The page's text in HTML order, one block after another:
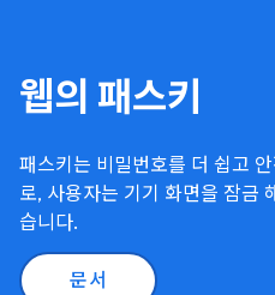
웹의 패스키
패스키는 비밀번호를 더 쉽고
로, 사용자는 기기 화면을 잠금
습니다.
문서